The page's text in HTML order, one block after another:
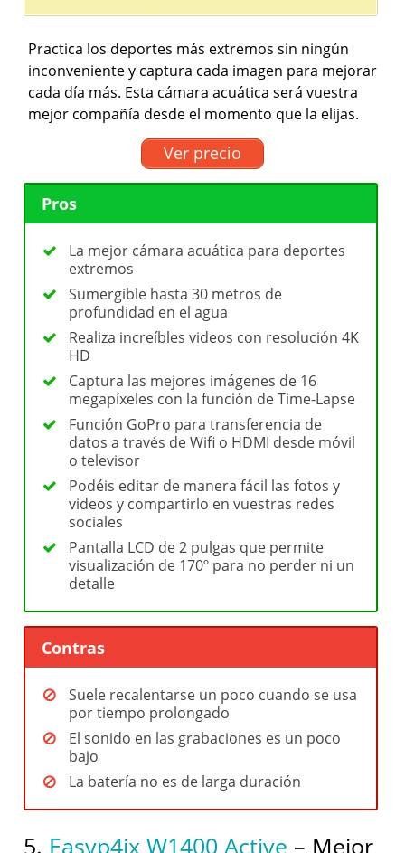
Practica los deportes más extremos sin ningún
inconveniente y captura cada imagen para mejorar
cada día más. Esta cámara acuática será vuestra
mejor compañía desde el momento que la elijas.
Ver precio
Pros
La mejor cámara acuática para deportes
extremos
Sumergible hasta 30 metros de
profundidad en el agua
Realiza increíbles videos con resolución 4K
HD
Captura las mejores imágenes de 16
megapíxeles con la función de Time-Lapse
Función GoPro para transferencia de
datos a través de Wifi o HDMI desde móvil
o televisor
Podéis editar de manera fácil las fotos y
videos y compartirlo en vuestras redes
sociales
Pantalla LCD de 2 pulgas que permite
visualización de 170º para no perder ni un
detalle
Contras
Suele recalentarse un poco cuando se usa
por tiempo prolongado
El sonido en las grabaciones es un poco
bajo
La batería no es de larga duración
5. Easyp4ix W1400 Active – Mejor